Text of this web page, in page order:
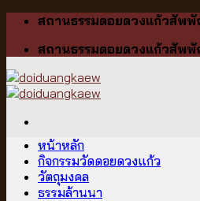
Skip
content
สถานธรรมดอยดวงแก้วสัพ
สถานธรรมดอยดวงแก้วสัพ
หน้าหลัก
กิจกรรมวัดดอยดวงแก้ว
วัตถุมงคล
ธรรมล้านนา